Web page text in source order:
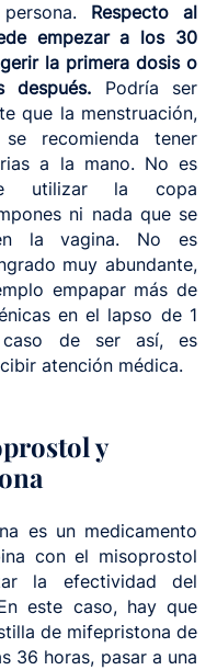
Respecto al
empezar a los 30
la primera dosis o
después. Podría ser
que la menstruación,
recomienda tener
a la mano. No es
utilizar la copa
ni nada que se
la vagina. No es
muy abundante,
empapar más de
en el lapso de 1
de ser así, es
atención médica.
y
es un medicamento
con el misoprostol
la efectividad del
este caso, hay que
de mifepristona de
36 horas, pasar a una